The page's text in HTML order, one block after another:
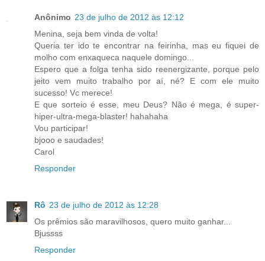
Anônimo 23 de julho de 2012 às 12:12
Menina, seja bem vinda de volta!
Queria ter ido te encontrar na feirinha, mas eu fiquei de
molho com enxaqueca naquele domingo...
Espero que a folga tenha sido reenergizante, porque pelo
jeito vem muito trabalho por aí, né? E com ele muito
sucesso! Vc merece!
E que sorteio é esse, meu Deus? Não é mega, é super-
hiper-ultra-mega-blaster! hahahaha
Vou participar!
bjooo e saudades!
Carol
Responder
Rô 23 de julho de 2012 às 12:28
Os prêmios são maravilhosos, quero muito ganhar...
Bjussss
Responder